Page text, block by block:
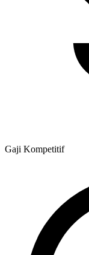
Gaji Kompetitif